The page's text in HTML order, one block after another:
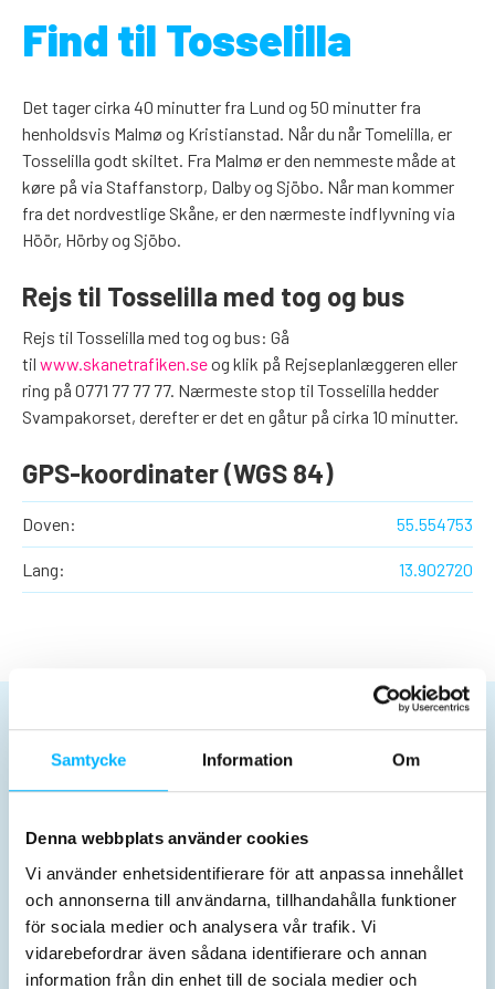
Samtycke Information Om
Denna webbplats använder cookies
Vi använder enhetsidentifierare för att anpassa innehållet
och annonserna till användarna, tillhandahålla funktioner
för sociala medier och analysera vår trafik. Vi
vidarebefordrar även sådana identifierare och annan
information från din enhet till de sociala medier och
Find til Tosselilla
Det tager cirka 40 minutter fra Lund og 50 minutter fra
henholdsvis Malmø og Kristianstad. Når du når Tomelilla, er
Tosselilla godt skiltet. Fra Malmø er den nemmeste måde at
køre på via Staffanstorp, Dalby og Sjöbo. Når man kommer
fra det nordvestlige Skåne, er den nærmeste indflyvning via
Höör, Hörby og Sjöbo.
Rejs til Tosselilla med tog og bus
Rejs til Tosselilla med tog og bus: Gå
til www.skanetrafiken.seog klik på Rejseplanlæggeren eller
ring på 0771 77 77 77. Nærmeste stop til Tosselilla hedder
Svampakorset, derefter er det en gåtur på cirka 10 minutter.
GPS-koordinater (WGS 84)
Doven: 55.554753
Lang: 13.902720
Billetter og priser Åbningstider